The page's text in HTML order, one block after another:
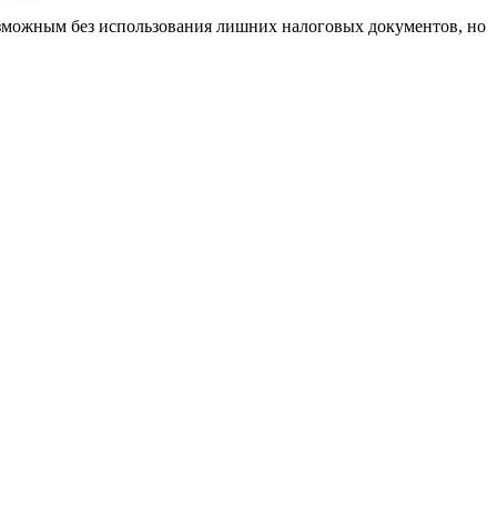
без использования лишних налоговых документов, но